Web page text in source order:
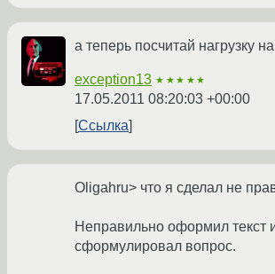
а теперь посчитай нагрузку
exception13 ★★★★★
17.05.2011 08:20:03 +00:00
Ссылка
Oligahru> что я сделал не
Неправильно оформил текст
сформулировал вопрос.